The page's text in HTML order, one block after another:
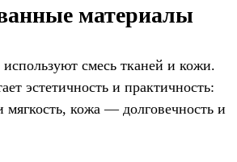
материалы
смесь тканей и кожи.
эстетичность и практичность:
кожа — долговечность и